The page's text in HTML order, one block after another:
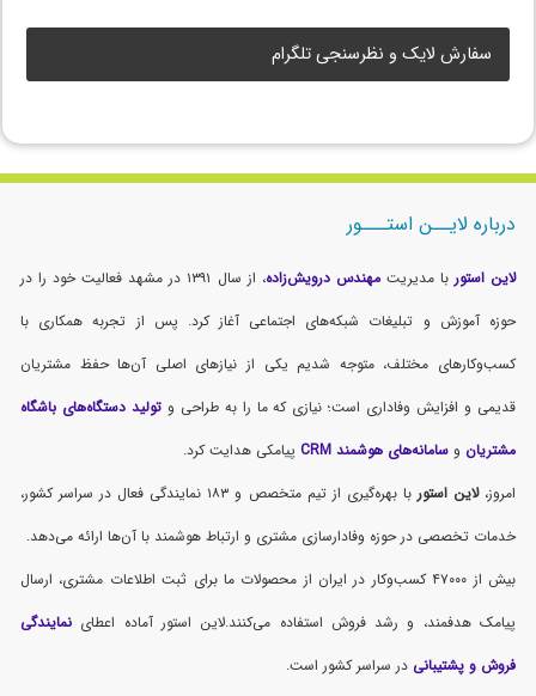
سفارش لایک و نظرسنجی تلگرام